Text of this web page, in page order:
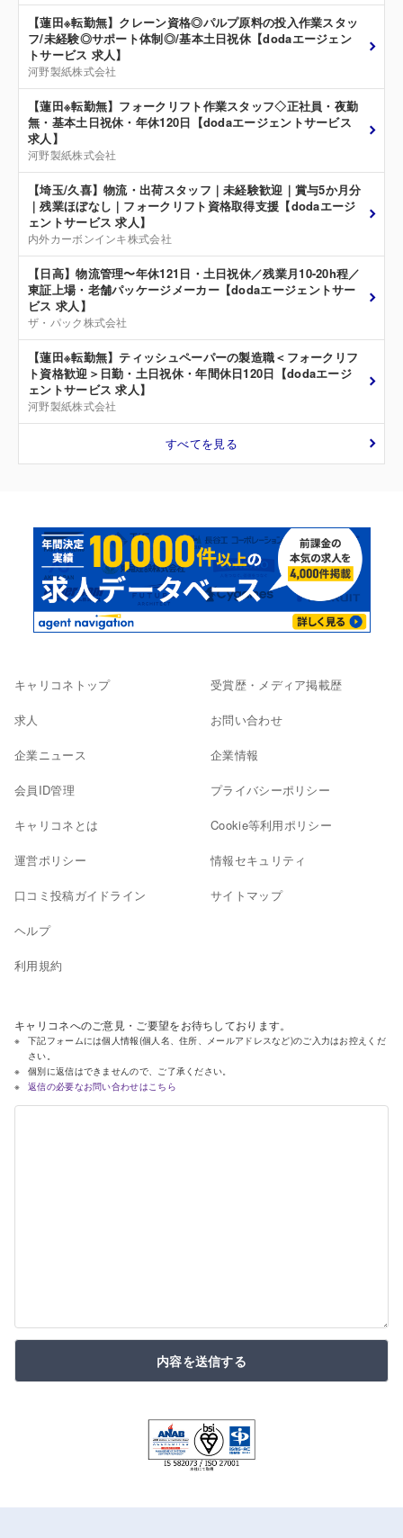
【蓮田※転勤無】クレーン資格◎パルプ原料の投入作業スタッ
フ/未経験◎サポート体制◎/基本土日祝休【dodaエージェン
トサービス 求人】
河野製紙株式会社
【蓮田※転勤無】フォークリフト作業スタッフ◇正社員・夜勤
無・基本土日祝休・年休120日【dodaエージェントサービス
求人】
河野製紙株式会社
【埼玉/久喜】物流・出荷スタッフ｜未経験歓迎｜賞与5か月分
｜残業ほぼなし｜フォークリフト資格取得支援【dodaエージ
ェントサービス 求人】
内外カーボンインキ株式会社
【日高】物流管理〜年休121日・土日祝休／残業月10-20h程／
東証上場・老舗パッケージメーカー【dodaエージェントサー
ビス 求人】
ザ・パック株式会社
【蓮田※転勤無】ティッシュペーパーの製造職＜フォークリフ
ト資格歓迎＞日勤・土日祝休・年間休日120日【dodaエージ
ェントサービス 求人】
河野製紙株式会社
すべてを見る
キャリコネトップ
求人
企業ニュース
会員ID管理
キャリコネとは
運営ポリシー
口コミ投稿ガイドライン
ヘルプ
利用規約
受賞歴・メディア掲載歴
お問い合わせ
企業情報
プライバシーポリシー
Cookie等利用ポリシー
情報セキュリティ
サイトマップ
キャリコネへのご意見・ご要望をお待ちしております。
下記フォームには個人情報(個人名、住所、メールアドレスなど)のご入力はお控えくだ
さい。
個別に返信はできませんので、ご了承ください。
返信の必要なお問い合わせはこちら
内容を送信する